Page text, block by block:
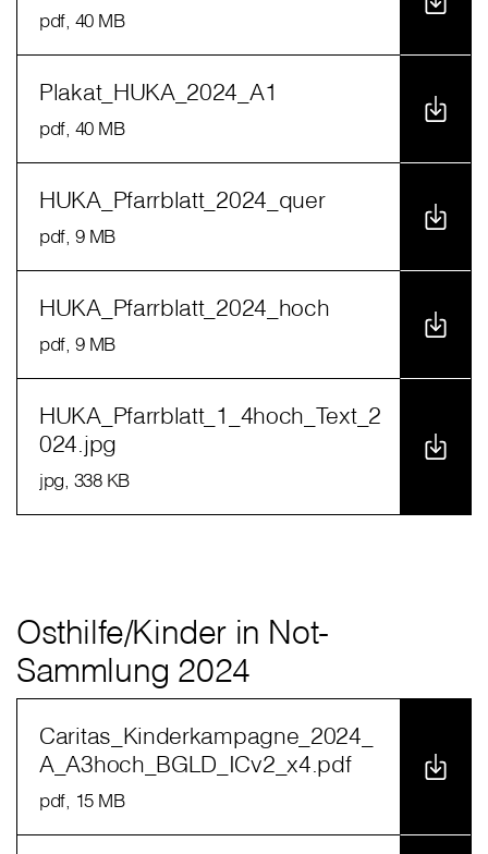
pdf, 40 MB
Plakat_HUKA_2024_A1
pdf, 40 MB
HUKA_Pfarrblatt_2024_quer
pdf, 9 MB
HUKA_Pfarrblatt_2024_hoch
pdf, 9 MB
HUKA_Pfarrblatt_1_4hoch_Text_2
024.jpg
jpg, 338 KB
Osthilfe/Kinder in Not-
Sammlung 2024
Caritas_Kinderkampagne_2024_
A_A3hoch_BGLD_ICv2_x4.pdf
pdf, 15 MB